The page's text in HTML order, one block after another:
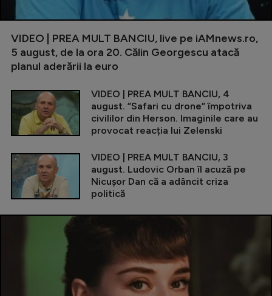
VIDEO | PREA MULT BANCIU, live pe iAMnews.ro,
5 august, de la ora 20. Călin Georgescu atacă
planul aderării la euro
VIDEO | PREA MULT BANCIU, 4
august. ”Safari cu drone” împotriva
civililor din Herson. Imaginile care au
provocat reacția lui Zelenski
VIDEO | PREA MULT BANCIU, 3
august. Ludovic Orban îl acuză pe
Nicușor Dan că a adâncit criza
politică